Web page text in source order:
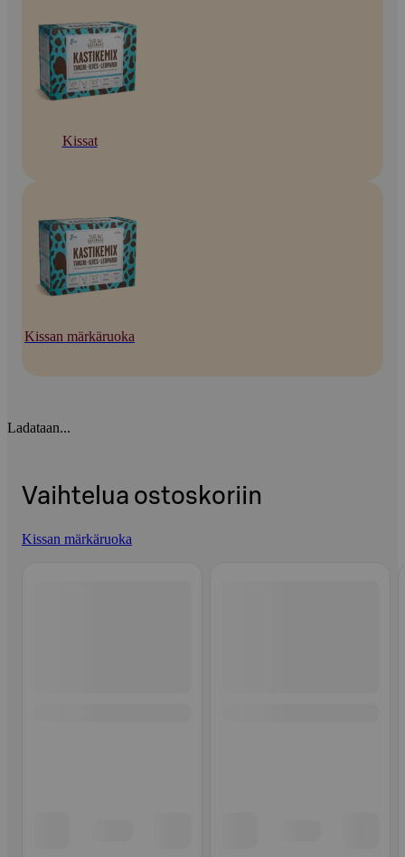
Kissat
Kissan märkäruoka
Ladataan...
Vaihtelua ostoskoriin
Kissan märkäruoka